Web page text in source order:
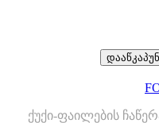
ქუქი-ფაილების